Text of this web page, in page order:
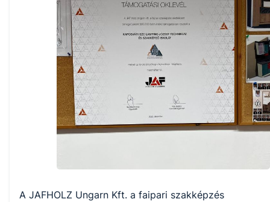
A JAFHOLZ Ungarn Kft. a faipari szakképzés